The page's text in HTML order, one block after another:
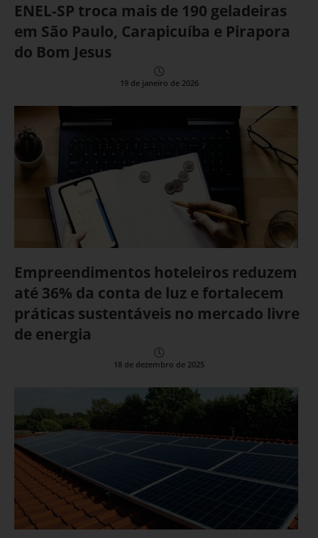
ENEL-SP troca mais de 190 geladeiras
em São Paulo, Carapicuíba e Pirapora
do Bom Jesus
19 de janeiro de 2026
Empreendimentos hoteleiros reduzem
até 36% da conta de luz e fortalecem
práticas sustentáveis no mercado livre
de energia
18 de dezembro de 2025